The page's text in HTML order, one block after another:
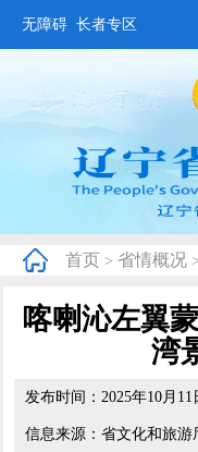
无障碍 长者专区
要闻动态
政务公开
互动交流
数据发布
首页 > 省情概况 >
喀喇沁左翼
湾
发布时间：2025年10月11
信息来源：省文化和旅游